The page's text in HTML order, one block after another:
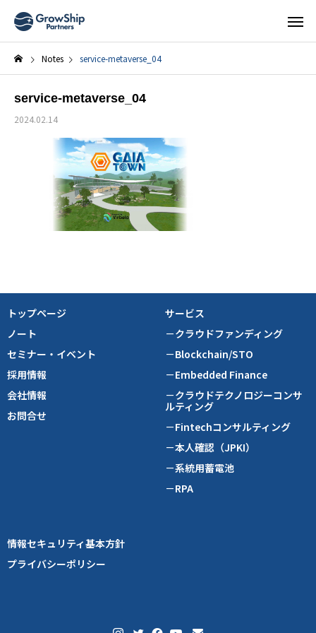
Notes service-metaverse_04
service-metaverse_04
2024.02.14
トップページ
ノート
セミナー・イベント
採用情報
会社情報
お問合せ
サービス
－クラウドファンディング
－Blockchain/STO
－Embedded Finance
－クラウドテクノロジーコンサ
ルティング
－Fintechコンサルティング
－本人確認（JPKI）
－系統用蓄電池
－RPA
情報セキュリティ基本方針
プライバシーポリシー